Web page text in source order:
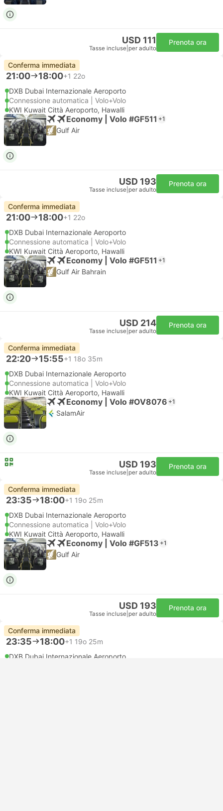
USD 111
Tasse incluse per adulto
Prenota ora
Conferma immediata
21:00 18:00+1 22o
DXB Dubai Internazionale Aeroporto
Connessione automatica | Volo+Volo
KWI Kuwait Città Aeroporto, Hawalli
Economy | Volo #GF511 +1
Gulf Air
USD 193
Tasse incluse per adulto
Prenota ora
Conferma immediata
21:00 18:00+1 22o
DXB Dubai Internazionale Aeroporto
Connessione automatica | Volo+Volo
KWI Kuwait Città Aeroporto, Hawalli
Economy | Volo #GF511 +1
Gulf Air Bahrain
USD 214
Tasse incluse per adulto
Prenota ora
Conferma immediata
22:20 15:55+1 18o 35m
DXB Dubai Internazionale Aeroporto
Connessione automatica | Volo+Volo
KWI Kuwait Città Aeroporto, Hawalli
Economy | Volo #OV8076 +1
SalamAir
USD 193
Tasse incluse per adulto
Prenota ora
Conferma immediata
23:35 18:00+1 19o 25m
DXB Dubai Internazionale Aeroporto
Connessione automatica | Volo+Volo
KWI Kuwait Città Aeroporto, Hawalli
Economy | Volo #GF513 +1
Gulf Air
USD 193
Tasse incluse per adulto
Prenota ora
Conferma immediata
23:35 18:00+1 19o 25m
DXB Dubai Internazionale Aeroporto